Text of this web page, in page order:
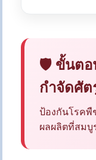
🛡️ ขั้นตอ
กำจัดศั
ป้องกันโรคพื
ผลผลิตที่สม